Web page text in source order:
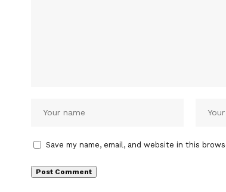
Save my name, email, and website in this